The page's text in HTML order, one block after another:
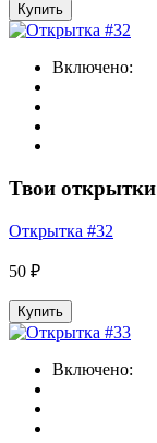
Купить
Включено:
Твои открытки
Открытка #32
50 ₽
Купить
Включено: